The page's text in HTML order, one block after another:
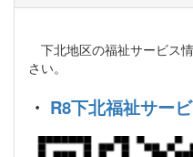
下北地区の福祉サービス
さい。
・ R8下北福祉サー